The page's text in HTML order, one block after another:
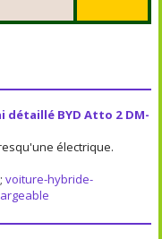
détaillé BYD Atto 2 DM-
électrique.
; voiture-hybride-